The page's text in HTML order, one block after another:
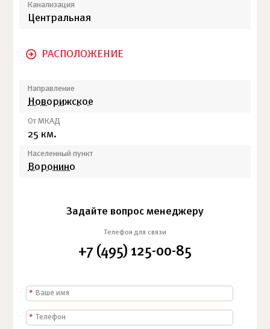
Канализация
Центральная
РАСПОЛОЖЕНИЕ
Направление
Новорижское
От МКАД
25 км.
Населенный пункт
Воронино
Задайте вопрос менеджеру
Телефон для связи
+7 (495) 125-00-85
*
*